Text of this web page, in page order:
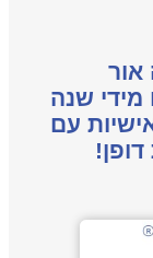
אור
מידי שנה
עם